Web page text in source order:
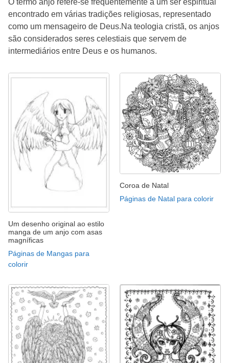
O termo anjo refere-se frequentemente a um ser espiritual
encontrado em várias tradições religiosas, representado
como um mensageiro de Deus.Na teologia cristã, os anjos
são considerados seres celestiais que servem de
intermediários entre Deus e os humanos.
Um desenho original ao estilo
manga de um anjo com asas
magníficas
Páginas de Mangas para
colorir
Coroa de Natal
Páginas de Natal para colorir